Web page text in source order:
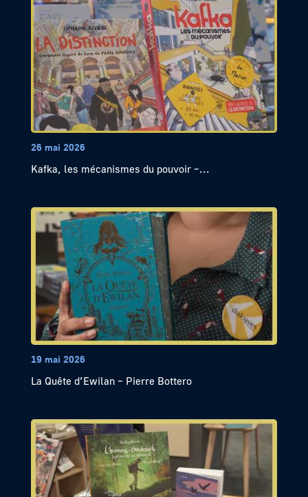
26 mai 2026
Kafka, les mécanismes du pouvoir –...
19 mai 2026
La Quête d’Ewilan – Pierre Bottero